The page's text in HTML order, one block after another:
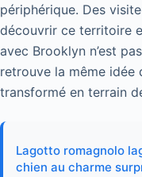
périphérique. Des
découvrir ce territoire
avec Brooklyn n’est
retrouve la même idée
transformé en terrain
Lagotto romagnolo
chien au charme